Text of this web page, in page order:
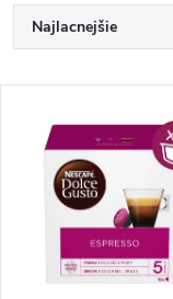
R
a
Najlacnejšie
Abecedne